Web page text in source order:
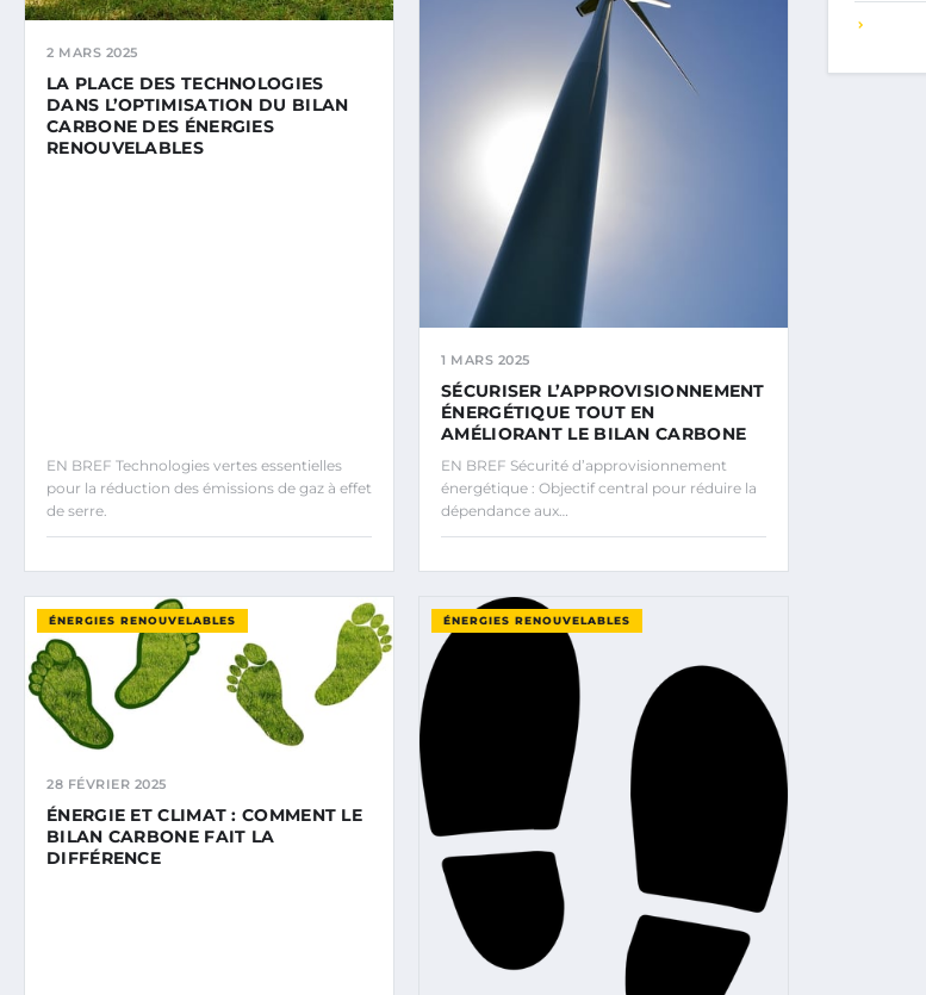
2 MARS 2025
LA PLACE DES TECHNOLOGIES
DANS L’OPTIMISATION DU BILAN
CARBONE DES ÉNERGIES
RENOUVELABLES
EN BREF Technologies vertes essentielles
pour la réduction des émissions de gaz à effet
de serre.
1 MARS 2025
SÉCURISER L’APPROVISIONNEMENT
ÉNERGÉTIQUE TOUT EN
AMÉLIORANT LE BILAN CARBONE
EN BREF Sécurité d’approvisionnement
énergétique : Objectif central pour réduire la
dépendance aux…
ÉNERGIES RENOUVELABLES
28 FÉVRIER 2025
ÉNERGIE ET CLIMAT : COMMENT LE
BILAN CARBONE FAIT LA
DIFFÉRENCE
ÉNERGIES RENOUVELABLES